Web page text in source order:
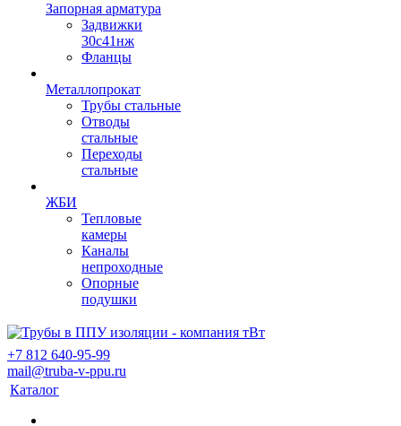
Запорная арматура
Задвижки
30с41нж
Фланцы
Металлопрокат
Трубы стальные
Отводы
стальные
Переходы
стальные
ЖБИ
Тепловые
камеры
Каналы
непроходные
Опорные
подушки
+7 812 640-95-99
mail@truba-v-ppu.ru
Каталог